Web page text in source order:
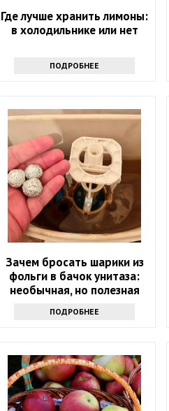
Где лучше хранить лимоны:
в холодильнике или нет
ПОДРОБНЕЕ
Зачем бросать шарики из
фольги в бачок унитаза:
необычная, но полезная
ПОДРОБНЕЕ